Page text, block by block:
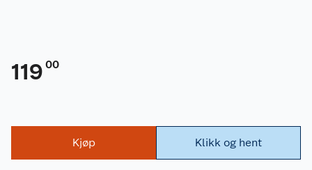
119 00
Kjøp Klikk og hent